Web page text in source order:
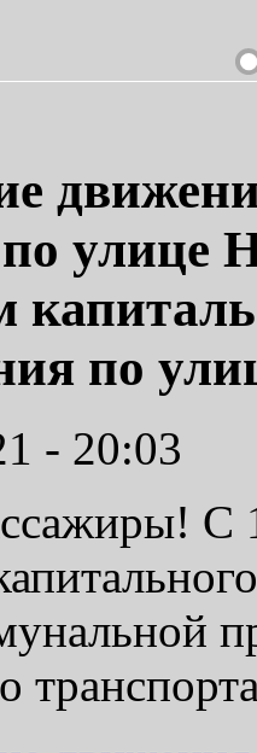
улице
по
- 20:03
С